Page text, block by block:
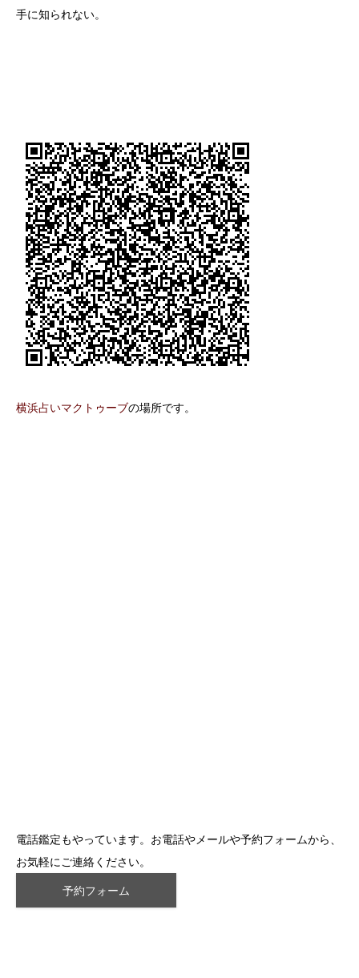
手に知られない。
横浜占いマクトゥーブの場所です。
電話鑑定もやっています。お電話やメールや予約フォームから、
お気軽にご連絡ください。
予約フォーム